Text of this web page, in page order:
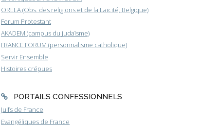
ORELA (Obs. des religions et de la Laïcité, Belgique)
Forum Protestant
AKADEM (campus du judaïsme)
FRANCE FORUM (personnalisme catholique)
Servir Ensemble
Histoires crépues
PORTAILS CONFESSIONNELS
Juifs de France
Evangéliques de France